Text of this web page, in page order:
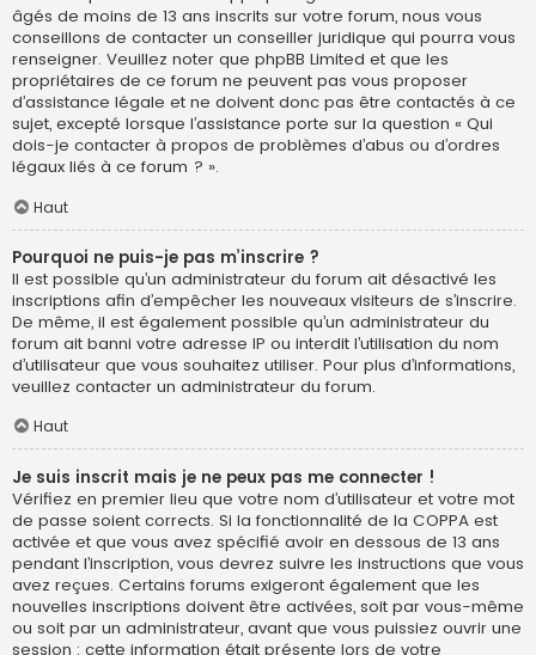
âgés de moins de 13 ans inscrits sur votre forum, nous vous
conseillons de contacter un conseiller juridique qui pourra vous
renseigner. Veuillez noter que phpBB Limited et que les
propriétaires de ce forum ne peuvent pas vous proposer
d’assistance légale et ne doivent donc pas être contactés à ce
sujet, excepté lorsque l’assistance porte sur la question « Qui
dois-je contacter à propos de problèmes d’abus ou d’ordres
légaux liés à ce forum ? ».
Haut
Pourquoi ne puis-je pas m’inscrire ?
Il est possible qu’un administrateur du forum ait désactivé les
inscriptions afin d’empêcher les nouveaux visiteurs de s’inscrire.
De même, il est également possible qu’un administrateur du
forum ait banni votre adresse IP ou interdit l’utilisation du nom
d’utilisateur que vous souhaitez utiliser. Pour plus d’informations,
veuillez contacter un administrateur du forum.
Haut
Je suis inscrit mais je ne peux pas me connecter !
Vérifiez en premier lieu que votre nom d’utilisateur et votre mot
de passe soient corrects. Si la fonctionnalité de la COPPA est
activée et que vous avez spécifié avoir en dessous de 13 ans
pendant l’inscription, vous devrez suivre les instructions que vous
avez reçues. Certains forums exigeront également que les
nouvelles inscriptions doivent être activées, soit par vous-même
ou soit par un administrateur, avant que vous puissiez ouvrir une
session ; cette information était présente lors de votre